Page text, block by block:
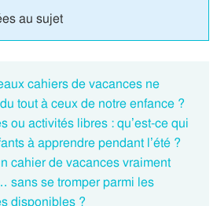
au sujet
cahiers de vacances ne
tout à ceux de notre enfance ?
ou activités libres : qu’est-ce qui
à apprendre pendant l’été ?
cahier de vacances vraiment
sans se tromper parmi les
disponibles ?